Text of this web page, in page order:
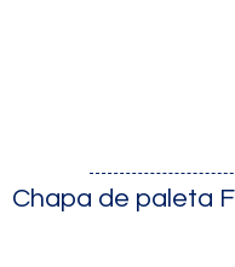
Chapa de paleta